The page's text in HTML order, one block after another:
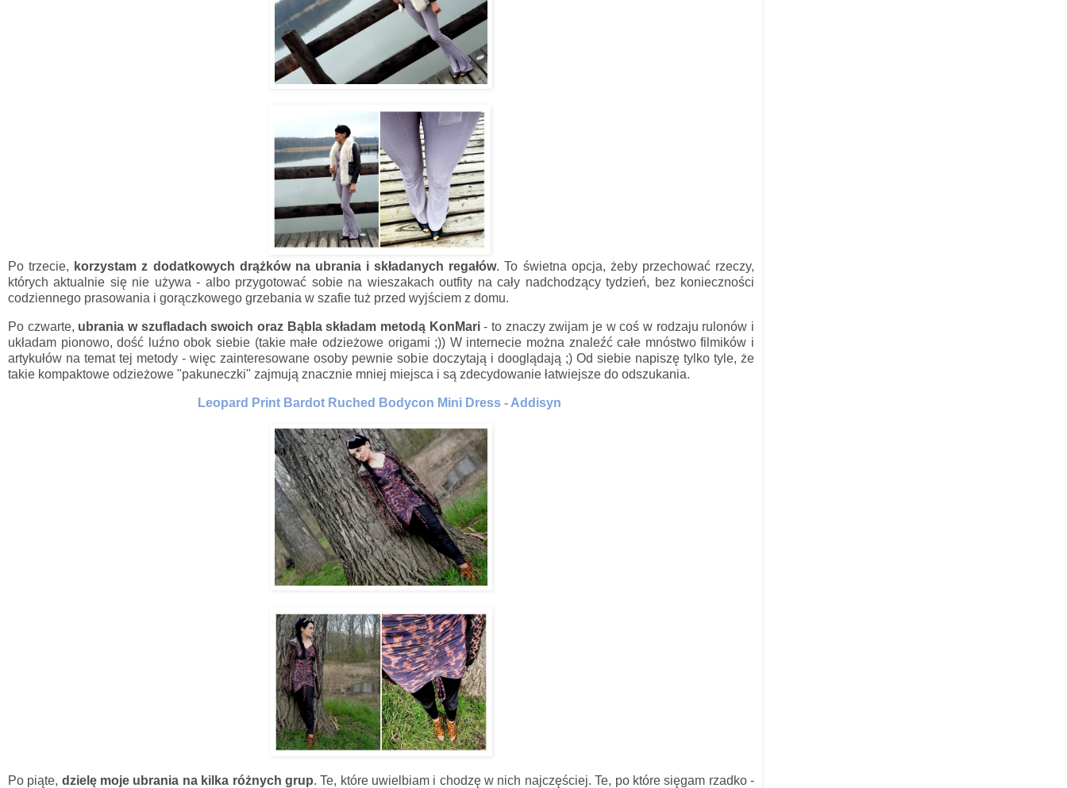
Po trzecie, korzystam z dodatkowych drążków na ubrania i składanych regałów. To świetna opcja, żeby przechować rzeczy,
których aktualnie się nie używa - albo przygotować sobie na wieszakach outfity na cały nadchodzący tydzień, bez konieczności
codziennego prasowania i gorączkowego grzebania w szafie tuż przed wyjściem z domu.
Po czwarte, ubrania w szufladach swoich oraz Bąbla składam metodą KonMari- to znaczy zwijam je w coś w rodzaju rulonów i
układam pionowo, dość luźno obok siebie (takie małe odzieżowe origami ;)) W internecie można znaleźć całe mnóstwo filmików i
artykułów na temat tej metody - więc zainteresowane osoby pewnie sobie doczytają i dooglądają ;) Od siebie napiszę tylko tyle, że
takie kompaktowe odzieżowe "pakuneczki" zajmują znacznie mniej miejsca i są zdecydowanie łatwiejsze do odszukania.
Leopard Print Bardot Ruched Bodycon Mini Dress - Addisyn
Po piąte, dzielę moje ubrania na kilka różnych grup. Te, które uwielbiam i chodzę w nich najczęściej. Te, po które sięgam rzadko -